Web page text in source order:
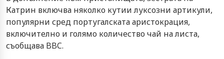
Катрин включва няколко кутии луксозни артикули,
популярни сред португалската аристокрация,
включително и голямо количество чай на листа,
съобщава BBC.